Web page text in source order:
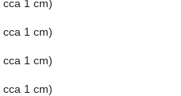
1 cm)
1 cm)
1 cm)
1 cm)